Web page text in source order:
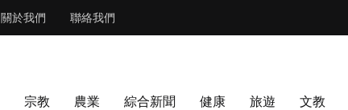
關於我們 聯絡我們
宗教 農業 綜合新聞 健康 旅遊 文教